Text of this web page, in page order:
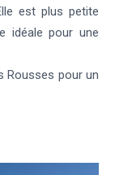
est plus petite
idéale pour une
Rousses pour un